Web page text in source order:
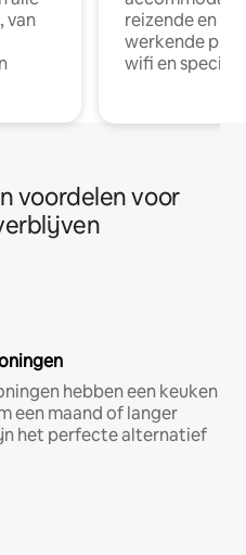
van
reizende en
werkende
wifi en
voordelen voor
hebben een keuken
een maand of langer
het perfecte alternatief